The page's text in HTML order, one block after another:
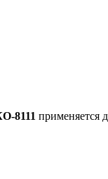
8111 применяется